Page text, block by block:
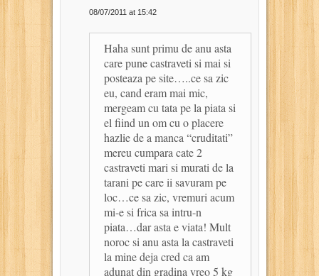
08/07/2011 at 15:42
Haha sunt primu de anu asta
care pune castraveti si mai si
posteaza pe site…..ce sa zic
eu, cand eram mai mic,
mergeam cu tata pe la piata si
el fiind un om cu o placere
hazlie de a manca “cruditati”
mereu cumpara cate 2
castraveti mari si murati de la
tarani pe care ii savuram pe
loc…ce sa zic, vremuri acum
mi-e si frica sa intru-n
piata…dar asta e viata! Mult
noroc si anu asta la castraveti
la mine deja cred ca am
adunat din gradina vreo 5 kg